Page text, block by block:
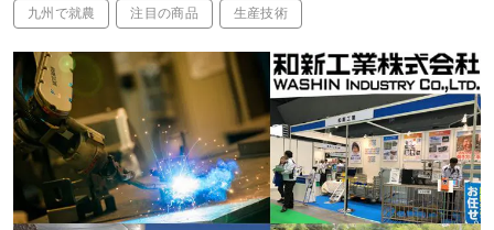
九州で就農 注目の商品 生産技術